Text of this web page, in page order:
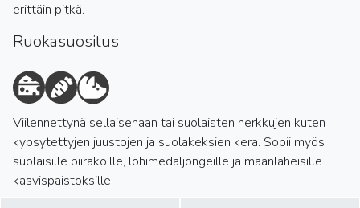
erittäin pitkä.
Ruokasuositus
Viilennettynä sellaisenaan tai suolaisten herkkujen kuten
kypsytettyjen juustojen ja suolakeksien kera. Sopii myös
suolaisille piirakoille, lohimedaljongeille ja maanläheisille
kasvispaistoksille.